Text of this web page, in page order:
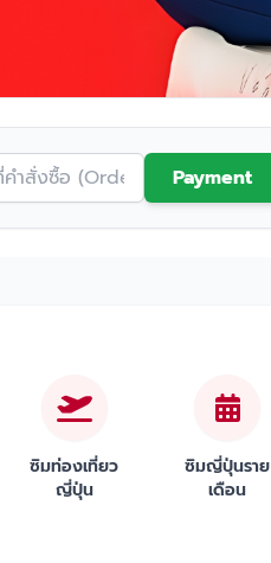
Payment
ซิมท่องเที่ยว
ญี่ปุ่น
ซิมญี่ปุ่นราย
เดือน